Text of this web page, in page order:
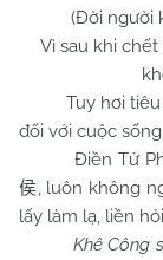
(Đời người
Vì sau khi
Tuy hơi tiêu
đối với cuộc
Điền Tử
侯, luôn không
lấy làm lạ, liền
Khê Công